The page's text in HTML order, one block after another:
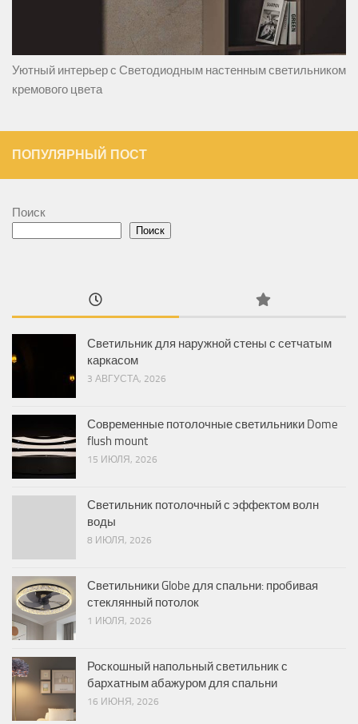
Уютный интерьер с Светодиодным настенным светильником
кремового цвета
ПОПУЛЯРНЫЙ ПОСТ
Поиск
Поиск
Светильник для наружной стены с сетчатым
каркасом
3 АВГУСТА, 2026
Современные потолочные светильники Dome
flush mount
15 ИЮЛЯ, 2026
Светильник потолочный с эффектом волн
воды
8 ИЮЛЯ, 2026
Светильники Globe для спальни: пробивая
стеклянный потолок
1 ИЮЛЯ, 2026
Роскошный напольный светильник с
бархатным абажуром для спальни
16 ИЮНЯ, 2026